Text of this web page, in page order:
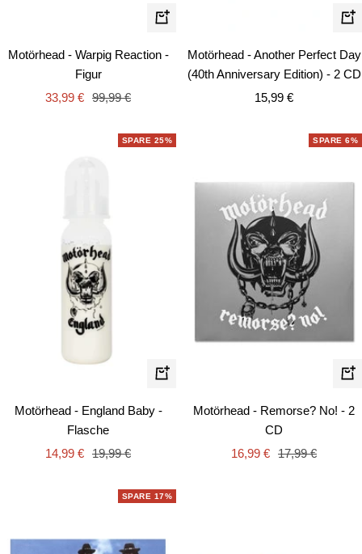
In
Warenkorb
Motörhead - Warpig Reaction -
Figur
Angebotspreis
33,99 € Regulärer
99,99 €
In
Motörhead - Another Perfect Day
(40th Anniversary Edition) - 2 CD
Angebotspreis
15,99 €
SPARE 25%
In
Motörhead - England Baby -
Flasche
Angebotspreis
14,99 € Regulärer
19,99 €
SPARE 6%
In
Motörhead - Remorse? No! - 2
CD
Angebotspreis
16,99 € Regulärer
17,99 €
SPARE 17%